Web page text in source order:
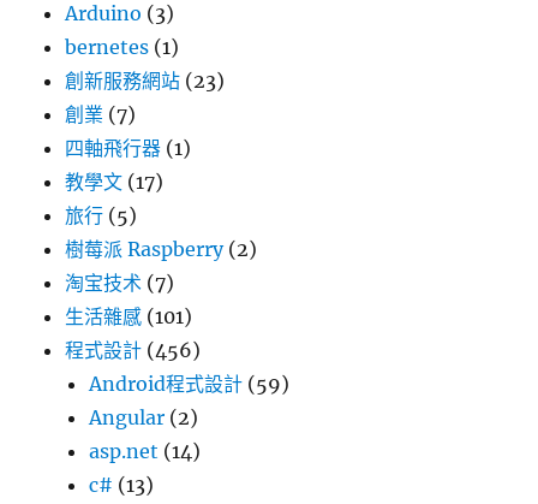
Arduino (3)
bernetes (1)
創新服務網站 (23)
創業 (7)
四軸飛行器 (1)
教學文 (17)
旅行 (5)
樹莓派 Raspberry(2)
淘宝技术 (7)
生活雜感 (101)
程式設計 (456)
Android程式設計 (59)
Angular (2)
asp.net (14)
c# (13)